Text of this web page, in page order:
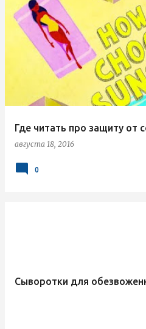
Где читать про защиту от
августа 18, 2016
0
Сыворотки для